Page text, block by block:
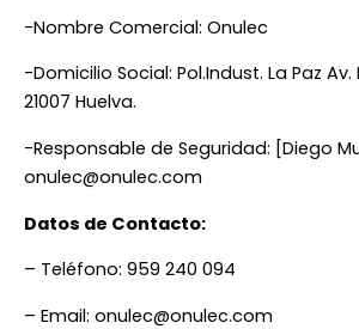
-Nombre Comercial: Onulec
-Domicilio Social: Pol.Indust. La Paz Av.
21007 Huelva.
-Responsable de Seguridad: [Diego
onulec@onulec.com
Datos de Contacto:
– Teléfono: 959 240 094
– Email: onulec@onulec.com